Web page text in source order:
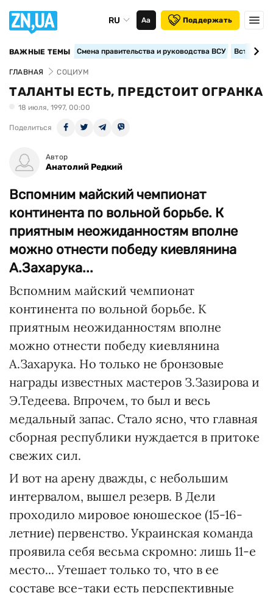
RU Аа Поддержать
ВАЖНЫЕ ТЕМЫ Смена правительства и руководства ВСУ
ГЛАВНАЯ СОЦИУМ
ТАЛАНТЫ ЕСТЬ, ПРЕДСТОИТ ОГРАНКА
18 июля, 1997, 00:00
Поделиться
Автор
Анатолий Редкий
Вспомним майский чемпионат
континента по вольной борьбе. К
приятным неожиданностям вполне
можно отнести победу киевлянина
А.Захарука...
Вспомним майский чемпионат
континента по вольной борьбе. К
приятным неожиданностям вполне
можно отнести победу киевлянина
А.Захарука. Но только не бронзовые
награды известных мастеров З.Зазирова и
Э.Тедеева. Впрочем, то был и весь
медальный запас. Стало ясно, что главная
сборная республики нуждается в притоке
свежих сил.
И вот на арену дважды, с небольшим
интервалом, вышел резерв. В Дели
проходило мировое юношеское (15-16-
летние) первенство. Украинская команда
проявила себя весьма скромно: лишь 11-е
место... Утешает только то, что в ее
составе все-таки есть перспективные